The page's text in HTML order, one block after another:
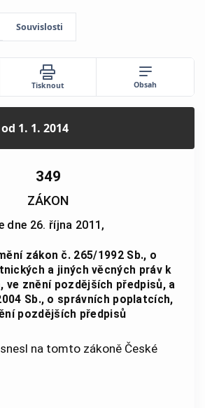
Souvislosti
Tisknout Obsah
1. 1. 2014
349
ZÁKON
dne 26. října 2011,
zákon č. 265/1992 Sb., o
a jiných věcných práv k
ve znění pozdějších předpisů, a
Sb., o správních poplatcích,
pozdějších předpisů
na tomto zákoně České